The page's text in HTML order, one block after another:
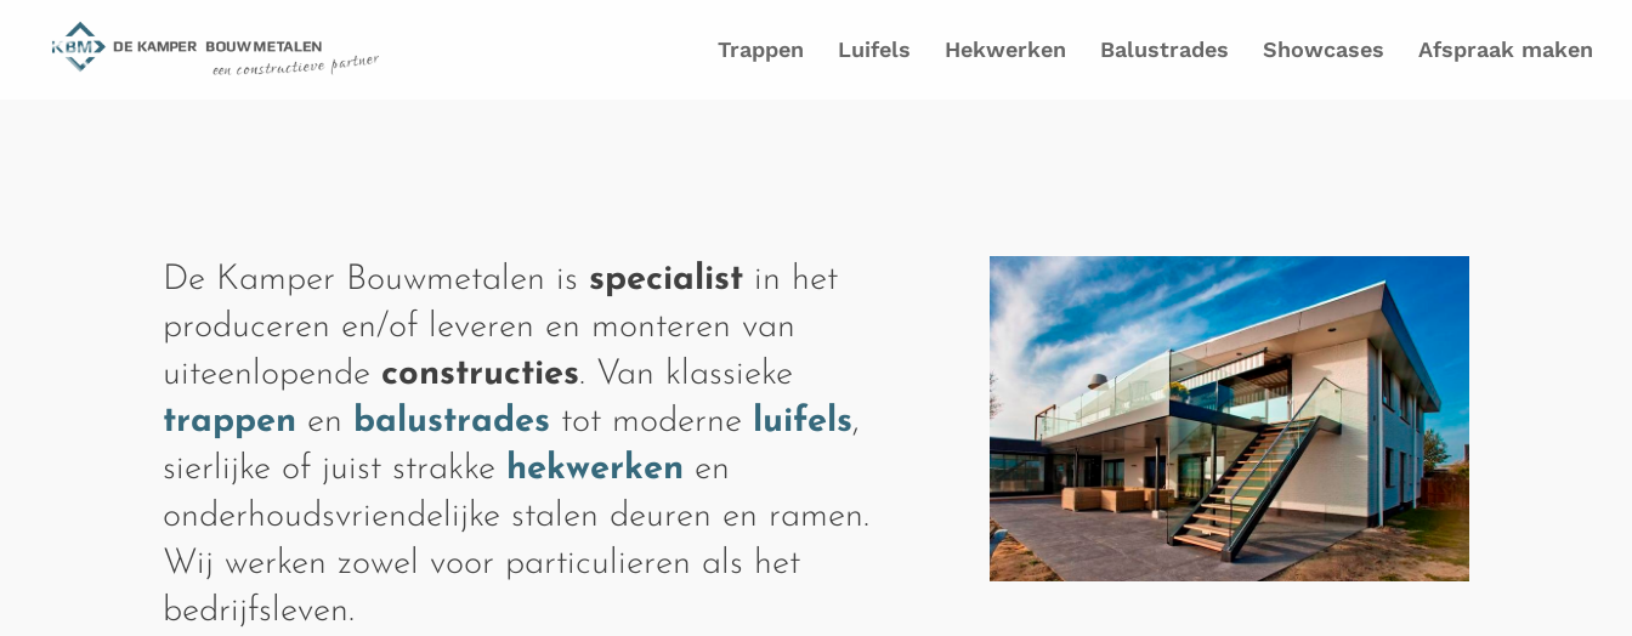
Trappen Luifels Hekwerken Balustrades Showcases Afspraak maken
De Kamper Bouwmetalen is specialist in het
produceren en/of leveren en monteren van
uiteenlopende constructies. Van klassieke
trappen en balustrades tot moderne luifels,
sierlijke of juist strakke hekwerken en
onderhoudsvriendelijke stalen deuren en ramen.
Wij werken zowel voor particulieren als het
bedrijfsleven.